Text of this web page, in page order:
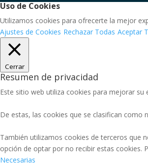
Uso de Cookies
Utilizamos cookies para ofrecerte la mejor
Ajustes de Cookies Rechazar Todas Aceptar
Cerrar
Resumen de privacidad
Este sitio web utiliza cookies para mejorar
De estas, las cookies que se clasifican como
También utilizamos cookies de terceros que
opción de optar por no recibir estas cookies.
Necesarias